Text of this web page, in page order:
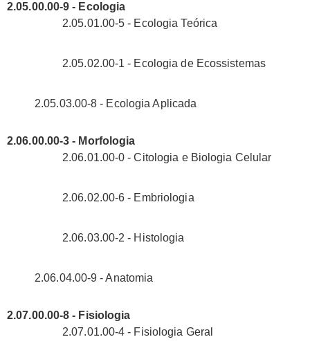
2.05.00.00-9 - Ecologia
2.05.01.00-5 - Ecologia Teórica
2.05.02.00-1 - Ecologia de Ecossistemas
2.05.03.00-8 - Ecologia Aplicada
2.06.00.00-3 - Morfologia
2.06.01.00-0 - Citologia e Biologia Celular
2.06.02.00-6 - Embriologia
2.06.03.00-2 - Histologia
2.06.04.00-9 - Anatomia
2.07.00.00-8 - Fisiologia
2.07.01.00-4 - Fisiologia Geral